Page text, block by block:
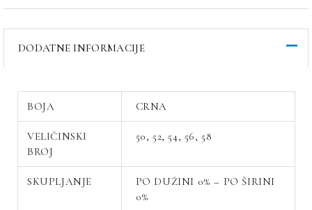
DODATNE INFORMACIJE
BOJA CRNA
VELIČINSKI
BROJ
50, 52, 54, 56, 58
SKUPLJANJE
PO DUŽINI 0% – PO ŠIRINI
0%